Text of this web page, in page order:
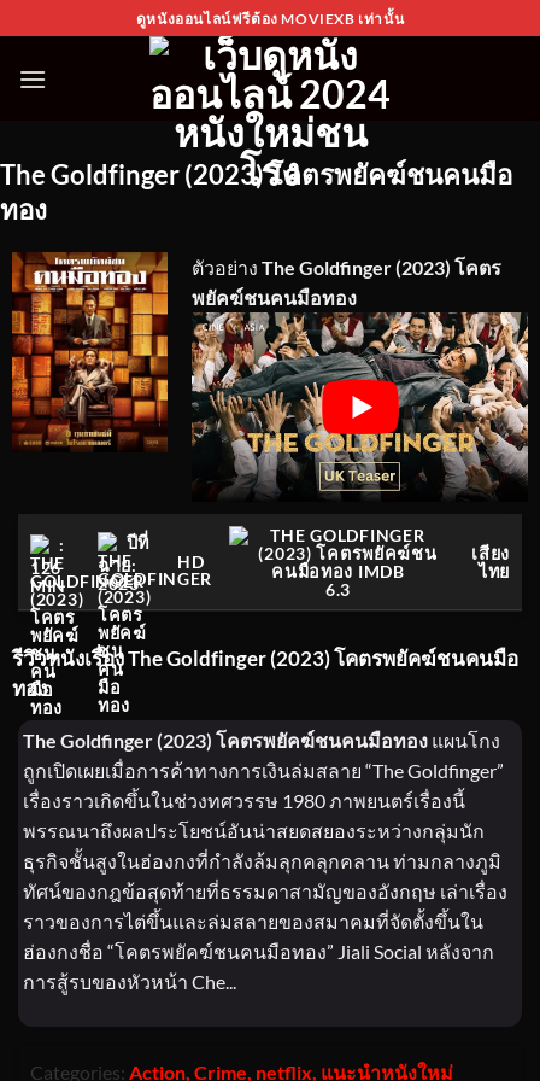
to
content
ดูหนังออนไลน์ฟรีต้อง MOVIEXB เท่านั้น
The Goldfinger (2023) โคตรพยัคฆ์ชนคนมือ
ทอง
ตัวอย่างThe Goldfinger (2023) โคตร
พยัคฆ์ชนคนมือทอง
:
126
MIN
ปีที่
ฉาย:
2023
HD
6.3
เสียง
ไทย
รีวิวหนังเรื่อง The Goldfinger (2023) โคตรพยัคฆ์ชนคนมือ
ทอง
The Goldfinger (2023) โคตรพยัคฆ์ชนคนมือทอง แผนโกง
ถูกเปิดเผยเมื่อการค้าทางการเงินล่มสลาย “The Goldfinger”
เรื่องราวเกิดขึ้นในช่วงทศวรรษ 1980 ภาพยนตร์เรื่องนี้
พรรณนาถึงผลประโยชน์อันน่าสยดสยองระหว่างกลุ่มนัก
ธุรกิจชั้นสูงในฮ่องกงที่กำลังล้มลุกคลุกคลาน ท่ามกลางภูมิ
ทัศน์ของกฎข้อสุดท้ายที่ธรรมดาสามัญของอังกฤษ เล่าเรื่อง
ราวของการไต่ขึ้นและล่มสลายของสมาคมที่จัดตั้งขึ้นใน
ฮ่องกงชื่อ “โคตรพยัคฆ์ชนคนมือทอง” Jiali Social หลังจาก
การสู้รบของหัวหน้า Che...
Categories: Action, Crime, netflix, แนะนำหนังใหม่